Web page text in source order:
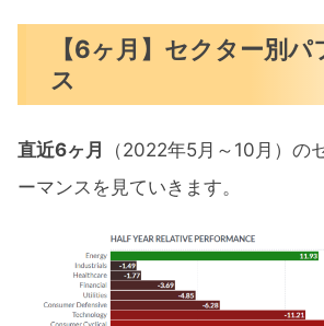
【6ヶ月】セクター別
ス
直近6ヶ月
（2022年5月～10月）の
ーマンスを見ていきます。